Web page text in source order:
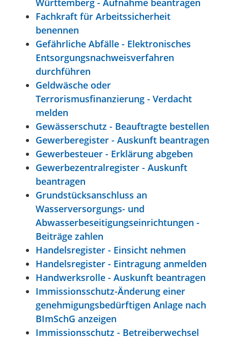
Fachkraft für Arbeitssicherheit
benennen
Gefährliche Abfälle - Elektronisches
Entsorgungsnachweisverfahren
durchführen
Geldwäsche oder
Terrorismusfinanzierung - Verdacht
melden
Gewässerschutz - Beauftragte bestellen
Gewerberegister - Auskunft beantragen
Gewerbesteuer - Erklärung abgeben
Gewerbezentralregister - Auskunft
beantragen
Grundstücksanschluss an
Wasserversorgungs- und
Abwasserbeseitigungseinrichtungen -
Beiträge zahlen
Handelsregister - Einsicht nehmen
Handelsregister - Eintragung anmelden
Handwerksrolle - Auskunft beantragen
Immissionsschutz-Änderung einer
genehmigungsbedürftigen Anlage nach
BImSchG anzeigen
Immissionsschutz - Betreiberwechsel